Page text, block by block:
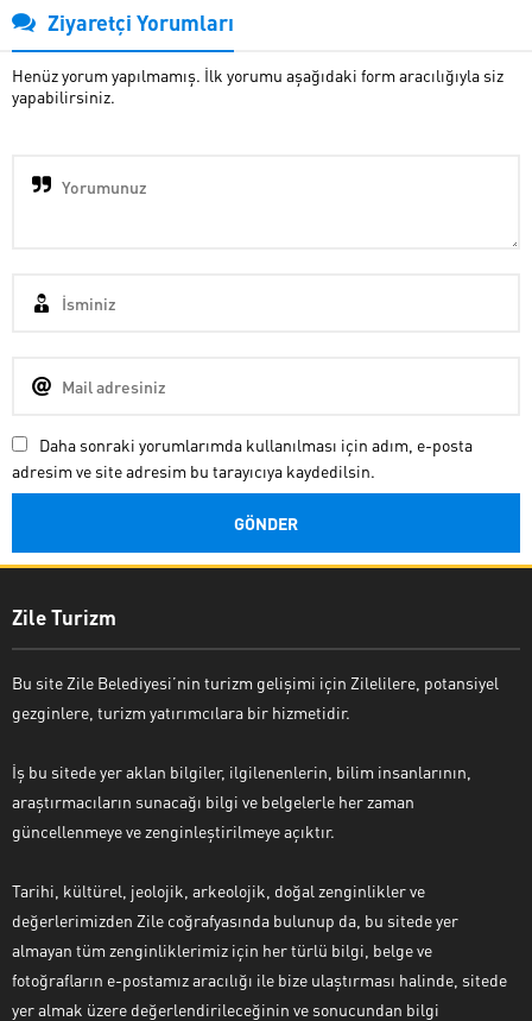
Ziyaretçi Yorumları
Henüz yorum yapılmamış. İlk yorumu aşağıdaki form aracılığıyla siz
yapabilirsiniz.
Daha sonraki yorumlarımda kullanılması için adım, e-posta
adresim ve site adresim bu tarayıcıya kaydedilsin.
Zile Turizm
Bu site Zile Belediyesi’nin turizm gelişimi için Zilelilere, potansiyel
gezginlere, turizm yatırımcılara bir hizmetidir.
İş bu sitede yer aklan bilgiler, ilgilenenlerin, bilim insanlarının,
araştırmacıların sunacağı bilgi ve belgelerle her zaman
güncellenmeye ve zenginleştirilmeye açıktır.
Tarihi, kültürel, jeolojik, arkeolojik, doğal zenginlikler ve
değerlerimizden Zile coğrafyasında bulunup da, bu sitede yer
almayan tüm zenginliklerimiz için her türlü bilgi, belge ve
fotoğrafların e-postamız aracılığı ile bize ulaştırması halinde, sitede
yer almak üzere değerlendirileceğinin ve sonucundan bilgi